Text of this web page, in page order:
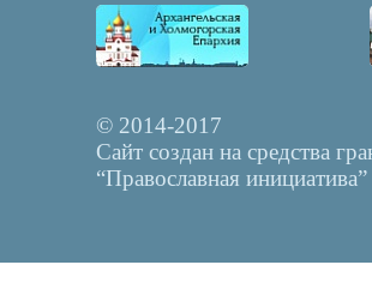
© 2014-2017
Сайт создан на средства
“Православная инициатива”